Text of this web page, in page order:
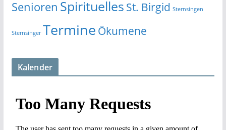
Senioren Spirituelles St. Birgid Sternsingen
Sternsinger Termine Ökumene
Kalender